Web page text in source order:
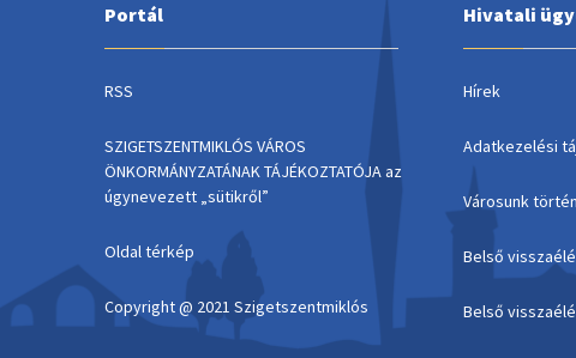
Portál
RSS
SZIGETSZENTMIKLÓS VÁROS
ÖNKORMÁNYZATÁNAK TÁJÉKOZTATÓJA az
úgynevezett „sütikről”
Oldal térkép
Copyright @ 2021 Szigetszentmiklós
Hivatali
Hírek
Adatkezelési
Városunk
Belső
Belső